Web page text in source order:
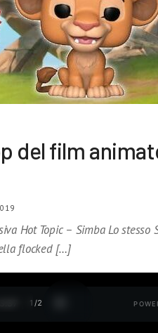
del film
Hot Topic – Simba Lo stesso
flocked […]
1 /2